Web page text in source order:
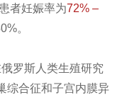
者妊娠率为72% –
。
罗斯人类生殖研究
综合征和子宫内膜异